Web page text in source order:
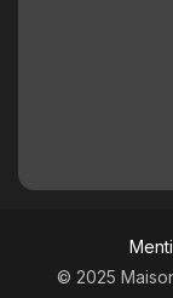
© 2025